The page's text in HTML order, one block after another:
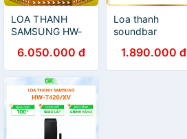
LOA THANH
SAMSUNG HW-
Hàng chính hãng
6.050.000 đ
Loa thanh
soundbar
T420, Có cổng
USB, Có kèm
1.890.000 đ